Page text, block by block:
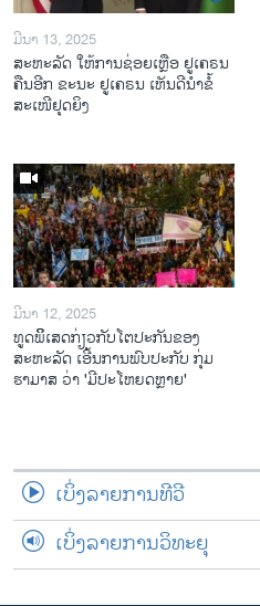
ມີນາ 13, 2025
ສະຫະລັດ ໃຫ້ການຊ່ອຍເຫຼືອ ຢູເຄຣນ
ຄືນອີກ ຂະນະ ຢູເຄຣນ ເຫັນດີນຳຂໍ້
ສະເໜີຢຸດຍິງ
ມີນາ 12, 2025
ທູດພິິເສດກ່ຽວກັບໂຕປະກັນຂອງ
ສະຫະລັດ ເອີ້ນການພົບປະກັບ ກຸ່ມ
ຮາມາສ ວ່າ 'ມີປະໂຫຍດຫຼາຍ'
ເບິ່ງລາຍການທີວີ
ເບິ່ງລາຍການວິທະຍຸ